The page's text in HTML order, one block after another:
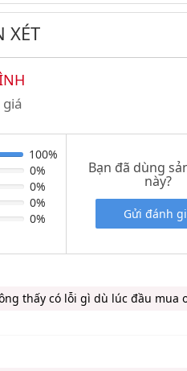
XÉT
100%
0%
0%
0%
0%
Bạn đã dùng
này?
Gửi đánh
thấy có lỗi gì dù lúc đầu